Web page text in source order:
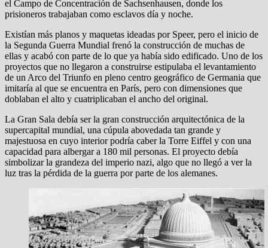
el Campo de Concentración de Sachsenhausen, donde los
prisioneros trabajaban como esclavos día y noche.
Existían más planos y maquetas ideadas por Speer, pero el inicio de
la Segunda Guerra Mundial frenó la construcción de muchas de
ellas y acabó con parte de lo que ya había sido edificado. Uno de los
proyectos que no llegaron a construirse estipulaba el levantamiento
de un Arco del Triunfo en pleno centro geográfico de Germania que
imitaría al que se encuentra en París, pero con dimensiones que
doblaban el alto y cuatriplicaban el ancho del original.
La Gran Sala debía ser la gran construcción arquitectónica de la
supercapital mundial, una cúpula abovedada tan grande y
majestuosa en cuyo interior podría caber la Torre Eiffel y con una
capacidad para albergar a 180 mil personas. El proyecto debía
simbolizar la grandeza del imperio nazi, algo que no llegó a ver la
luz tras la pérdida de la guerra por parte de los alemanes.